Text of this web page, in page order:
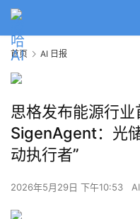
首页 AI 日报
思格发布能源行
SigenAgent：光
动执行者”
2026年5月29日 下午10:53